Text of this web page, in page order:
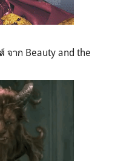
จาก Beauty and the